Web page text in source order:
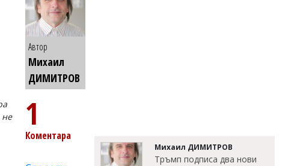
не
Автор
Михаил
ДИМИТРОВ
1
Коментара
Михаил ДИМИТРОВ
Тръмп подписа два нови